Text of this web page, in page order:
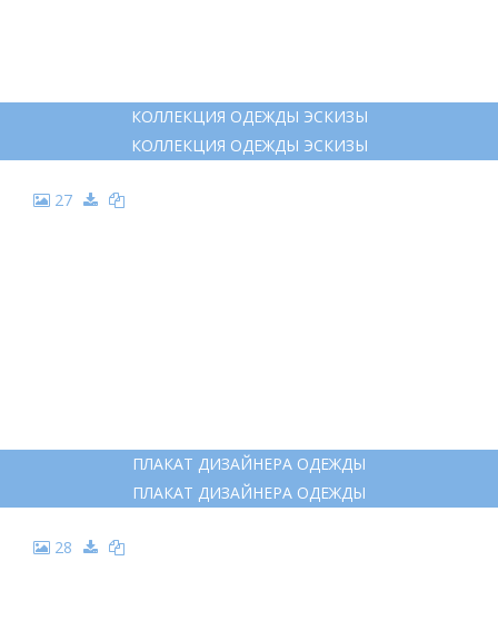
КОЛЛЕКЦИЯ ОДЕЖДЫ ЭСКИЗЫ
КОЛЛЕКЦИЯ ОДЕЖДЫ ЭСКИЗЫ
27
ПЛАКАТ ДИЗАЙНЕРА ОДЕЖДЫ
ПЛАКАТ ДИЗАЙНЕРА ОДЕЖДЫ
28